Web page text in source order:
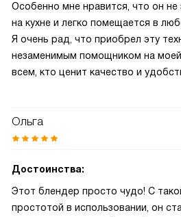
Особенно мне нравится, что он
на кухне и легко помещается в
Я очень рад, что приобрел эту
незаменимым помощником на
всем, кто ценит качество и
Ольга
Достоинства:
Этот блендер просто чудо! С
простотой в использовании, он